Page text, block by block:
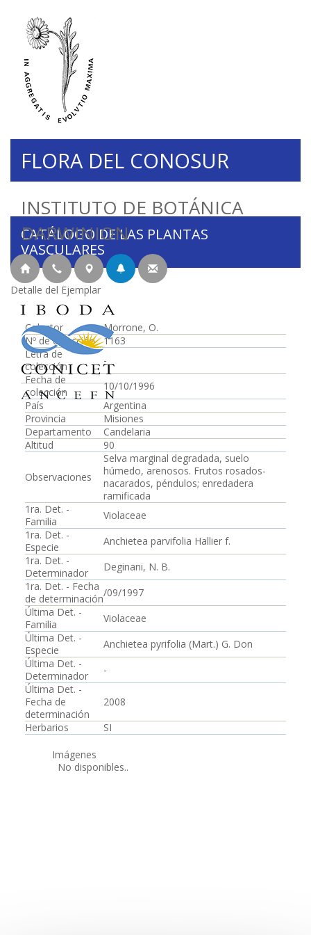
INSTITUTO DE BOTÁNICA
DARWINION
FLORA DEL CONOSUR
CATÁLOGO DE LAS PLANTAS
VASCULARES
Detalle del Ejemplar
Colector
Morrone, O.
Nº de colección
1163
Letra de
colección
-
Fecha de
colección
10/10/1996
País
Argentina
Provincia
Misiones
Departamento
Candelaria
Altitud
90
Observaciones
Selva marginal degradada, suelo
húmedo, arenosos. Frutos rosados-
nacarados, péndulos; enredadera
ramificada
1ra. Det. -
Familia
Violaceae
1ra. Det. -
Especie
Anchietea parvifolia Hallier f.
1ra. Det. -
Determinador
Deginani, N. B.
1ra. Det. - Fecha
de determinación/09/1997
Última Det. -
Familia
Violaceae
Última Det. -
Especie
Anchietea pyrifolia (Mart.) G. Don
Última Det. -
Determinador
-
Última Det. -
Fecha de
determinación
2008
Herbarios
SI
Imágenes
No disponibles..